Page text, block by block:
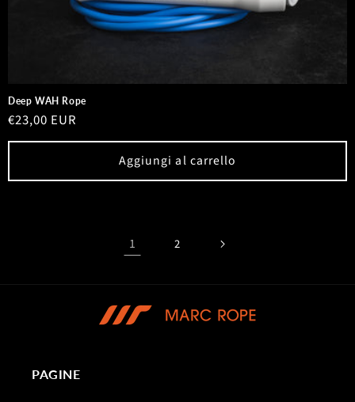
Deep WAH Rope
Prezzo
di
€23,00 EUR
Aggiungi al carrello
1 2
PAGINE